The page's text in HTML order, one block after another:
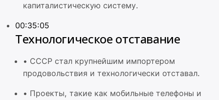
капиталистическую систему.
00:35:05
Технологическое отставание
• СССР стал крупнейшим импортером
продовольствия и технологически отставал.
• Проекты, такие как мобильные телефоны и